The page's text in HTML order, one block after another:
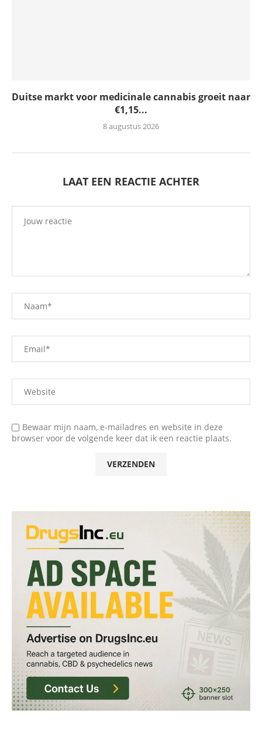
Duitse markt voor medicinale cannabis groeit naar
€1,15...
8 augustus 2026
LAAT EEN REACTIE ACHTER
Bewaar mijn naam, e-mailadres en website in deze
browser voor de volgende keer dat ik een reactie plaats.